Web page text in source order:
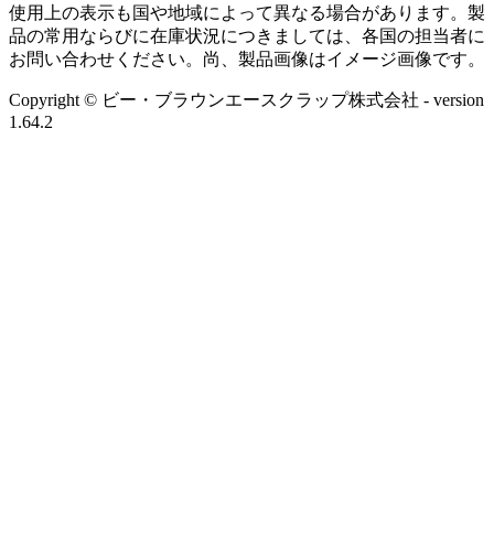
使用上の表示も国や地域によって異なる場合があります。製
品の常用ならびに在庫状況につきましては、各国の担当者に
お問い合わせください。尚、製品画像はイメージ画像です。
Copyright © ビー・ブラウンエースクラップ株式会社 - version
1.64.2